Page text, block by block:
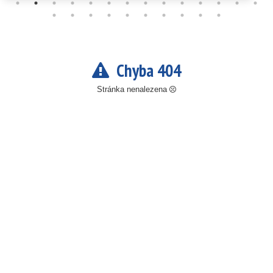
Chyba 404
Stránka nenalezena